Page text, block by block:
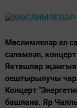
Мөслимлеләр ел
сәламләп,
Якташлар
оештырылучы
Концерт
башлана. Яр